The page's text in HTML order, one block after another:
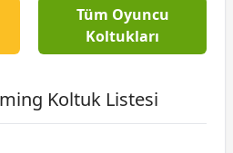
Tüm Oyuncu
Koltukları
Koltuk Listesi